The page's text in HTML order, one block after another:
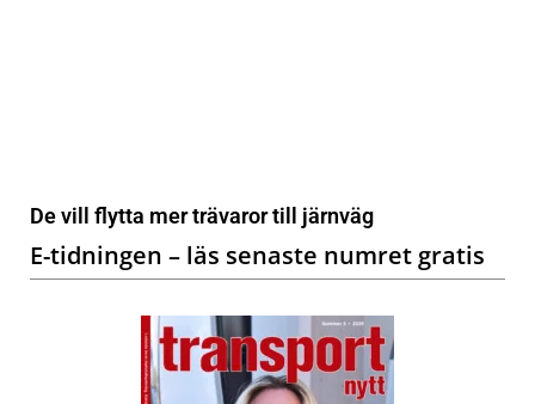
De vill flytta mer trävaror till järnväg
E-tidningen – läs senaste numret gratis